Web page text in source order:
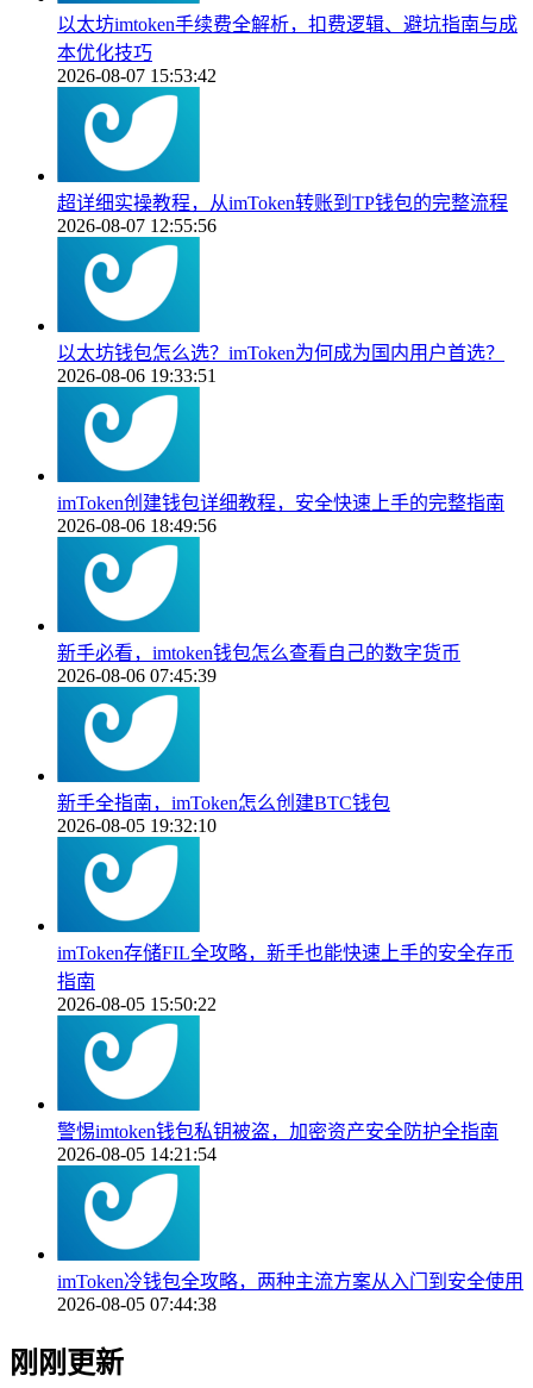
以太坊imtoken手续费全解析，扣费逻辑、避坑指南与成
本优化技巧
2026-08-07 15:53:42
超详细实操教程，从imToken转账到TP钱包的完整流程
2026-08-07 12:55:56
以太坊钱包怎么选？imToken为何成为国内用户首选？
2026-08-06 19:33:51
imToken创建钱包详细教程，安全快速上手的完整指南
2026-08-06 18:49:56
新手必看，imtoken钱包怎么查看自己的数字货币
2026-08-06 07:45:39
新手全指南，imToken怎么创建BTC钱包
2026-08-05 19:32:10
imToken存储FIL全攻略，新手也能快速上手的安全存币
指南
2026-08-05 15:50:22
警惕imtoken钱包私钥被盗，加密资产安全防护全指南
2026-08-05 14:21:54
imToken冷钱包全攻略，两种主流方案从入门到安全使用
2026-08-05 07:44:38
刚刚更新